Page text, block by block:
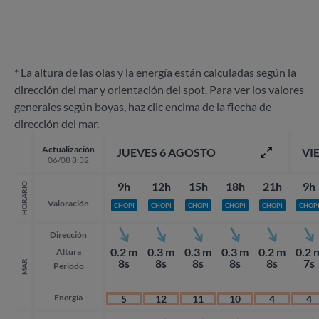
* La altura de las olas y la energía están calculadas según la
dirección del mar y orientación del spot. Para ver los valores
generales según boyas, haz clic encima de la flecha de
dirección del mar.
Actualización
06/08 8:32
HORARIO Valoración
MAR
Dirección
Altura
Periodo
Energía
JUEVES 6 AGOSTO
9h
CHOPI
0.2 m
8s
5
12h
CHOPI
0.3 m
8s
12
15h
CHOPI
0.3 m
8s
11
18h
CHOPI
0.3 m
8s
10
21h
CHOPI
0.2 m
8s
4
9h
CHOPI
0.2
7s
4